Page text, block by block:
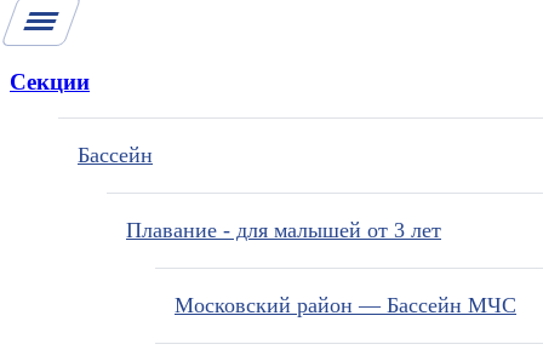
Секции
Бассейн
Плавание - для малышей от 3 лет
Московский район — Бассейн МЧС